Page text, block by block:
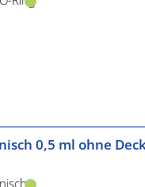
0,5 ml ohne